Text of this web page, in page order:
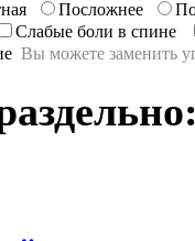
Посложнее
Слабые боли в спине
Вы можете заменить